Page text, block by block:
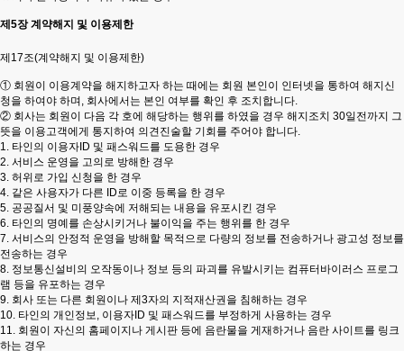
제5장 계약해지 및 이용제한
제17조(계약해지 및 이용제한)
① 회원이 이용계약을 해지하고자 하는 때에는 회원 본인이 인터넷을 통하여 해지신
청을 하여야 하며, 회사에서는 본인 여부를 확인 후 조치합니다.
② 회사는 회원이 다음 각 호에 해당하는 행위를 하였을 경우 해지조치 30일전까지 그
뜻을 이용고객에게 통지하여 의견진술할 기회를 주어야 합니다.
1. 타인의 이용자ID 및 패스워드를 도용한 경우
2. 서비스 운영을 고의로 방해한 경우
3. 허위로 가입 신청을 한 경우
4. 같은 사용자가 다른 ID로 이중 등록을 한 경우
5. 공공질서 및 미풍양속에 저해되는 내용을 유포시킨 경우
6. 타인의 명예를 손상시키거나 불이익을 주는 행위를 한 경우
7. 서비스의 안정적 운영을 방해할 목적으로 다량의 정보를 전송하거나 광고성 정보를
전송하는 경우
8. 정보통신설비의 오작동이나 정보 등의 파괴를 유발시키는 컴퓨터바이러스 프로그
램 등을 유포하는 경우
9. 회사 또는 다른 회원이나 제3자의 지적재산권을 침해하는 경우
10. 타인의 개인정보, 이용자ID 및 패스워드를 부정하게 사용하는 경우
11. 회원이 자신의 홈페이지나 게시판 등에 음란물을 게재하거나 음란 사이트를 링크
하는 경우